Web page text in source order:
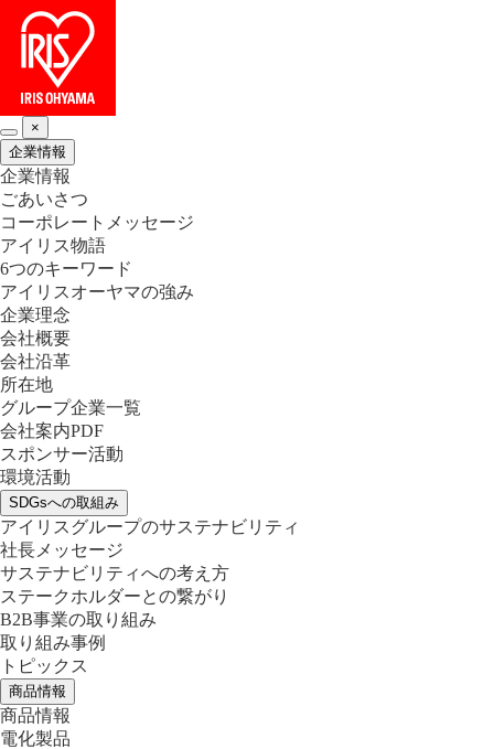
×
企業情報
企業情報
ごあいさつ
コーポレートメッセージ
アイリス物語
6つのキーワード
アイリスオーヤマの強み
企業理念
会社概要
会社沿革
所在地
グループ企業一覧
会社案内PDF
スポンサー活動
環境活動
SDGsへの取組み
アイリスグループのサステナビリティ
社長メッセージ
サステナビリティへの考え方
ステークホルダーとの繋がり
B2B事業の取り組み
取り組み事例
トピックス
商品情報
商品情報
電化製品